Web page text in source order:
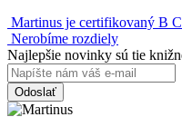
Martinus je certifikovaný B
Nerobíme rozdiely
Najlepšie novinky sú tie
Odoslať